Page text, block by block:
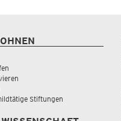
Stiftungen